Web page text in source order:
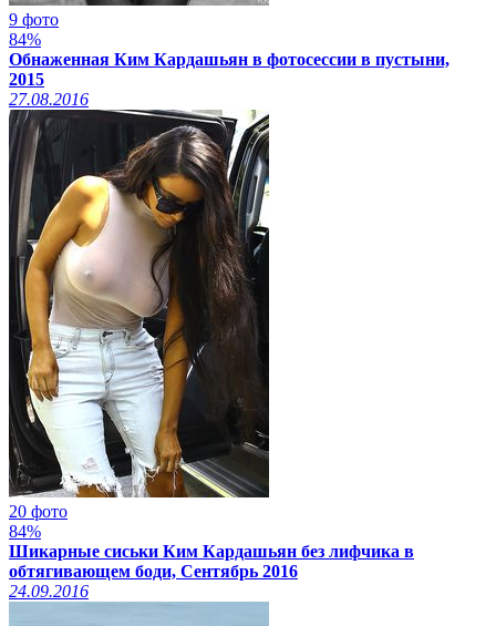
9 фото
84%
Обнаженная Ким Кардашьян в фотосессии в пустыни,
2015
27.08.2016
20 фото
84%
Шикарные сиськи Ким Кардашьян без лифчика в
обтягивающем боди, Сентябрь 2016
24.09.2016